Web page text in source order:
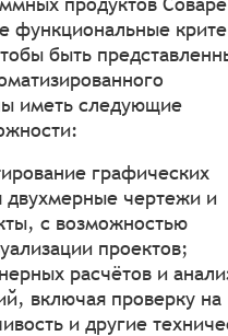
функциональные
быть
иметь следующие
графических
чертежи и
с возможностью
проектов;
расчётов и
включая проверку на
и другие